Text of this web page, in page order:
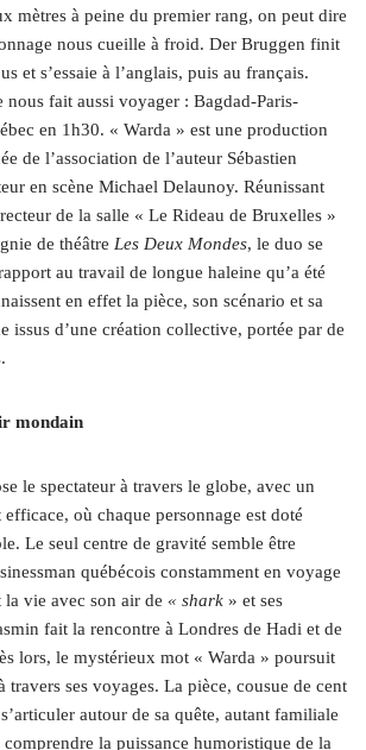
mètres à peine du premier rang, on peut dire
nous cueille à froid. Der Bruggen finit
et s’essaie à l’anglais, puis au français.
fait aussi voyager : Bagdad-Paris-
en 1h30. « Warda » est une production
de l’association de l’auteur Sébastien
en scène Michael Delaunoy. Réunissant
de la salle « Le Rideau de Bruxelles »
de théâtre Les Deux Mondes, le duo se
au travail de longue haleine qu’a été
en effet la pièce, son scénario et sa
issus d’une création collective, portée par de
mondain
le spectateur à travers le globe, avec un
où chaque personnage est doté
Le seul centre de gravité semble être
québécois constamment en voyage
la vie avec son air de « shark » et ses
fait la rencontre à Londres de Hadi et de
lors, le mystérieux mot « Warda » poursuit
travers ses voyages. La pièce, cousue de cent
autour de sa quête, autant familiale
la puissance humoristique de la